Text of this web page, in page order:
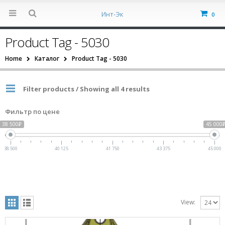
Инт-Эк 0
Product Tag - 5030
Home Каталог Product Tag - 5030
Filter products / Showing all 4 results
Фильтр по цене
38 500₽ 45 000₽
38 500 40 125 41 750 43 375 45 000
View: